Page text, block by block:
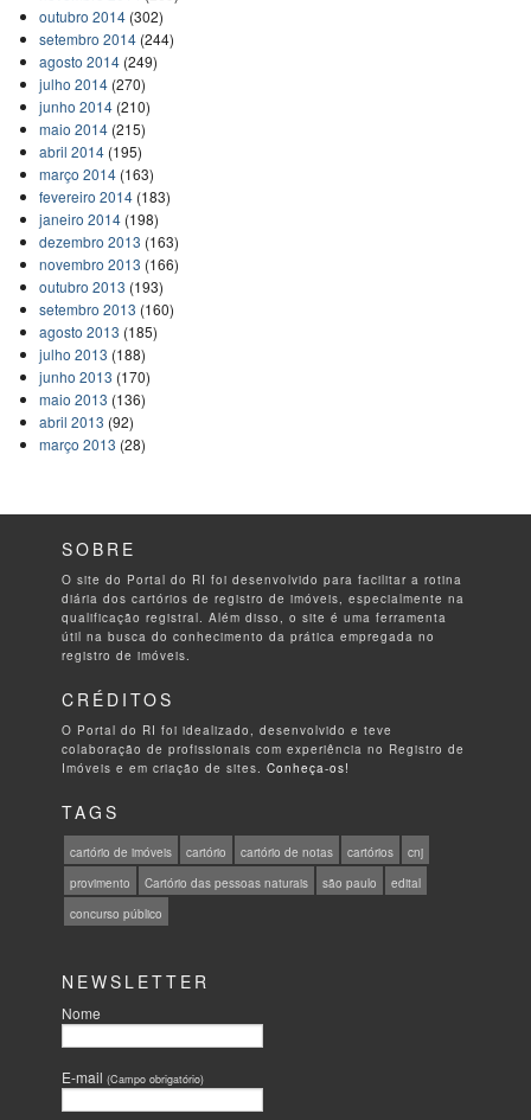
outubro 2014(302)
setembro 2014(244)
agosto 2014(249)
julho 2014(270)
junho 2014(210)
maio 2014(215)
abril 2014(195)
março 2014(163)
fevereiro 2014(183)
janeiro 2014(198)
dezembro 2013 (163)
novembro 2013 (166)
outubro 2013 (193)
setembro 2013 (160)
agosto 2013 (185)
julho 2013 (188)
junho 2013 (170)
maio 2013 (136)
abril 2013 (92)
março 2013 (28)
SOBRE
O site do Portal do RI foi desenvolvido para facilitar a rotina
diária dos cartórios de registro de imóveis, especialmente na
qualificação registral. Além disso, o site é uma ferramenta
útil na busca do conhecimento da prática empregada no
registro de imóveis.
CRÉDITOS
O Portal do RI foi idealizado, desenvolvido e teve
colaboração de profissionais com experiência no Registro de
Imóveis e em criação de sites.Conheça-os!
TAGS
cartório de imóveis cartório cartório de notas cartórios
cnj
provimento
Cartório das pessoas naturais são paulo
edital
concurso público
NEWSLETTER
Nome
E-mail(Campo obrigatório)